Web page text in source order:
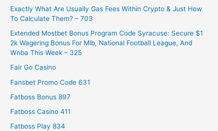
Exactly What Are Usually Gas Fees Within Crypto & Just How
To Calculate Them? – 703
Extended Mostbet Bonus Program Code Syracuse: Secure $1
2k Wagering Bonus For Mlb, National Football League, And
Wnba This Week – 325
Fair Go Casino
Fansbet Promo Code 631
Fatboss Bonus 897
Fatboss Casino 411
Fatboss Play 834